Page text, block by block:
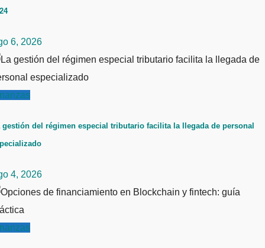
6, 2026
gestión del régimen especial tributario facilita la llegada de personal
4, 2026